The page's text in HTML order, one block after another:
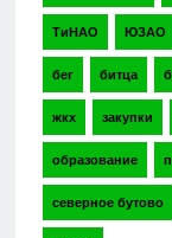
ТиНАО ЮЗАО
бег битца
жкх закупки
образование
северное бутово